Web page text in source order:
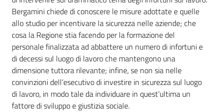
Bergamini chiede di conoscere le misure adottate e quelle
allo studio per incentivare la sicurezza nelle aziende; che
cosa la Regione stia facendo per la formazione del
personale finalizzata ad abbattere un numero di infortuni e
di decessi sul luogo di lavoro che mantengono una
dimensione tuttora rilevante; infine, se non sia nelle
convinzioni dell’esecutivo di investire in sicurezza sul luogo
di lavoro, in modo tale da individuare in quest’ultima un
fattore di sviluppo e giustizia sociale.